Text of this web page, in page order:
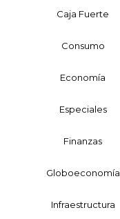
Caja Fuerte
Consumo
Economía
Especiales
Finanzas
Globoeconomía
Infraestructura